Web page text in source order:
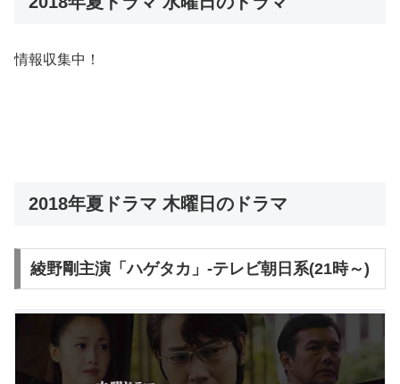
情報収集中！
2018年夏ドラマ 木曜日のドラマ
綾野剛主演「ハゲタカ」-テレビ朝日系(21時～)